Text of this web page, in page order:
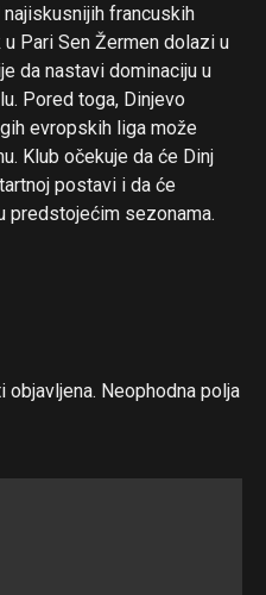
francuskih
Pari Sen Žermen dolazi u
da nastavi dominaciju u
Pored toga, Dinjevo
evropskih liga može
Klub očekuje da će Dinj
postavi i da će
predstojećim sezonama.
objavljena. Neophodna polja